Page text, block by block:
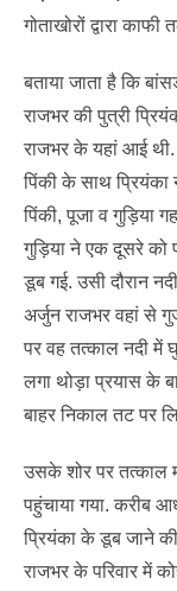
गोताखोरों द्वारा
बताया जाता है कि
राजभर की पुत्री
राजभर के यहां आई थी.
पिंकी के साथ प्रियंका
पिंकी, पूजा व गुड़िया
गुड़िया ने एक दूसरे को
डूब गई. उसी दौरान
अर्जुन राजभर वहां से
पर वह तत्काल नदी
लगा थोड़ा प्रयास के
बाहर निकाल तट पर
उसके शोर पर तत्काल
पहुंचाया गया. करीब
प्रियंका के डूब जाने
राजभर के परिवार में